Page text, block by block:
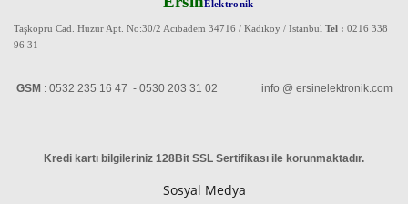
Elektronik
Taşköprü Cad. Huzur Apt. No:30/2 Acıbadem 34716 / Kadıköy / Istanbul Tel : 0216 338
96 31
GSM : 0532 235 16 47 - 0530 203 31 02 info @ ersinelektronik.com
Kredi kartı bilgileriniz 128Bit SSL Sertifikası ile korunmaktadır.
Sosyal Medya